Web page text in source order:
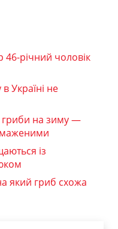
річний чоловік
Україні не
на зиму —
із
який гриб схожа